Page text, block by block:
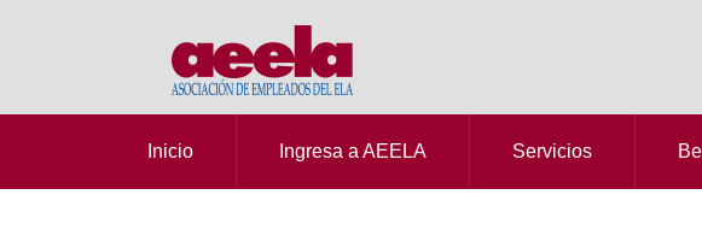
Inicio Ingresa a AEELA Servicios